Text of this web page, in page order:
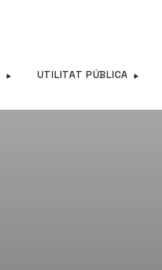
UTILITAT PÚBLICA